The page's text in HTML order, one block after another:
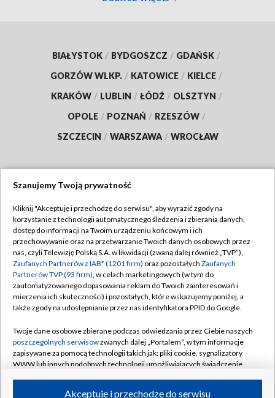
BIAŁYSTOK / BYDGOSZCZ / GDAŃSK /
GORZÓW WLKP. / KATOWICE / KIELCE /
KRAKÓW / LUBLIN / ŁÓDŹ / OLSZTYN /
OPOLE / POZNAŃ / RZESZÓW /
SZCZECIN / WARSZAWA / WROCŁAW
TVP
Abonament TVP
Emisja w TVP
Centrum informacji TVP
Naziemna Telewizja Cyfrowa
Rada Programowa
System NOS
Informacje o nadawcy
Regulamin TVP
Polityka prywatności
Moje zgody
Pomoc
Kontakt
Kanały
Szanujemy Twoją prywatność
Kliknij "Akceptuję i przechodzę do serwisu", aby wyrazić zgody na
korzystanie z technologii automatycznego śledzenia i zbierania danych,
dostęp do informacji na Twoim urządzeniu końcowym i ich
przechowywanie oraz na przetwarzanie Twoich danych osobowych przez
nas, czyli Telewizję Polską S.A. w likwidacji (zwaną dalej również „TVP”),
Zaufanych Partnerów z IAB* (1201 firm) oraz pozostałych Zaufanych
Partnerów TVP (93 firm), w celach marketingowych (w tym do
zautomatyzowanego dopasowania reklam do Twoich zainteresowań i
mierzenia ich skuteczności) i pozostałych, które wskazujemy poniżej, a
także zgody na udostępnianie przez nas identyfikatora PPID do Google.
Twoje dane osobowe zbierane podczas odwiedzania przez Ciebie naszych
poszczególnych serwisówzwanych dalej „Portalem”, w tym informacje
zapisywane za pomocą technologii takich jak: pliki cookie, sygnalizatory
WWW lub innych podobnych technologii umożliwiających świadczenie
Akceptuję i przechodzę do serwisu